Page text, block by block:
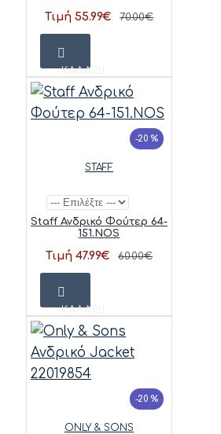
Τιμή 55.99€ 70.00€
ΚΑΛΆΘΙ
-20 %
STAFF
Staff Ανδρικό Φούτερ 64-
151.NOS
Τιμή 47.99€ 60.00€
ΚΑΛΆΘΙ
-20 %
ONLY & SONS